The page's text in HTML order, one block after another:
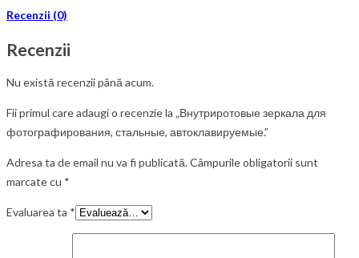
Recenzii (0)
Recenzii
Nu există recenzii până acum.
Fii primul care adaugi o recenzie la „Внутриротовые зеркала для
фотографирования, стальные, автоклавируемые.”
Adresa ta de email nu va fi publicată.Câmpurile obligatorii sunt
marcate cu *
Evaluarea ta *